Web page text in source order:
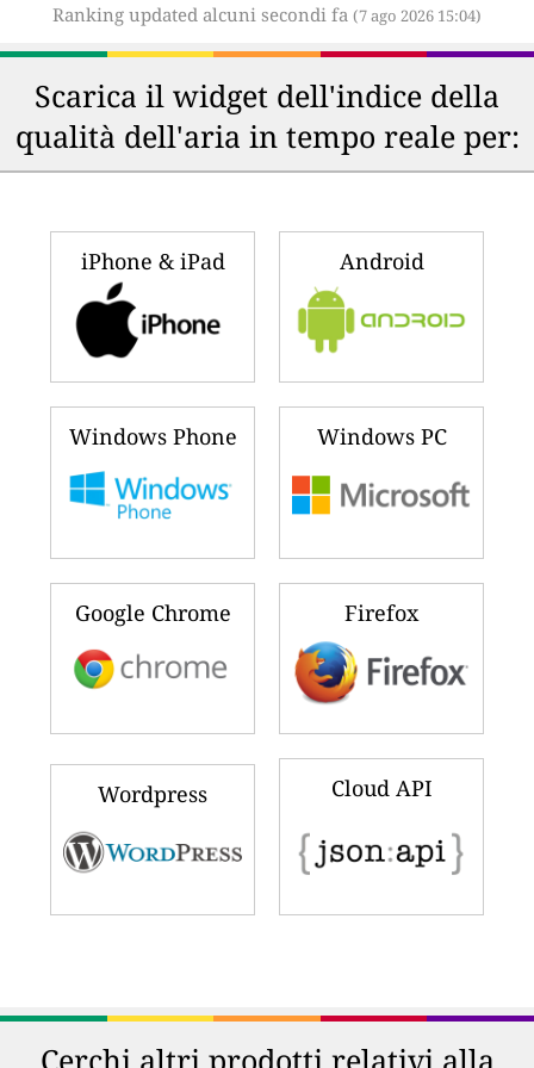
Ranking updated alcuni secondi fa (7 ago 2026 15:04)
Scarica il widget dell'indice della
qualità dell'aria in tempo reale per:
iPhone & iPad Android
Windows Phone Windows PC
Google Chrome Firefox
Wordpress Cloud API
Cerchi altri prodotti relativi alla